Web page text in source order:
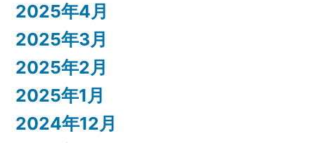
2025年4月
2025年3月
2025年2月
2025年1月
2024年12月